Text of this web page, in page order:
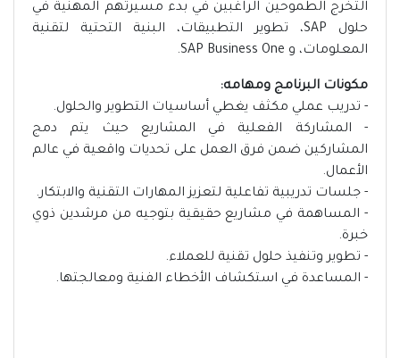
التخرج الطموحين الراغبين في بدء مسيرتهم المهنية في
حلول SAP، تطوير التطبيقات، البنية التحتية لتقنية
المعلومات، و SAP Business One.
مكونات البرنامج ومهامه:
- تدريب عملي مكثف يغطي أساسيات التطوير والحلول.
- المشاركة الفعلية في المشاريع حيث يتم دمج
المشاركين ضمن فرق العمل على تحديات واقعية في عالم
الأعمال.
- جلسات تدريبية تفاعلية لتعزيز المهارات التقنية والابتكار.
- المساهمة في مشاريع حقيقية بتوجيه من مرشدين ذوي
خبرة.
- تطوير وتنفيذ حلول تقنية للعملاء.
- المساعدة في استكشاف الأخطاء الفنية ومعالجتها.